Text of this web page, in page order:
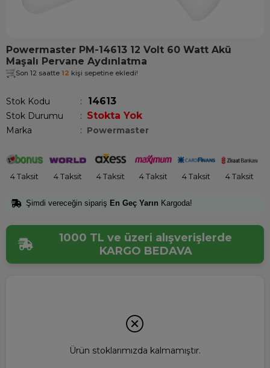
Powermaster PM-14613 12 Volt 60 Watt Akü
Maşalı Pervane Aydınlatma
Son 12 saatte 12 kişi sepetine ekledi!
Stok Kodu 14613
Stok Durumu : Stokta Yok
Marka : Powermaster
4 Taksit 4 Taksit 4 Taksit 4 Taksit 4 Taksit 4 Taksit
Şimdi vereceğin sipariş En Geç Yarın Kargoda!
1000 TL ve üzeri alışverişlerde
KARGO BEDAVA
Ürün stoklarımızda kalmamıştır.